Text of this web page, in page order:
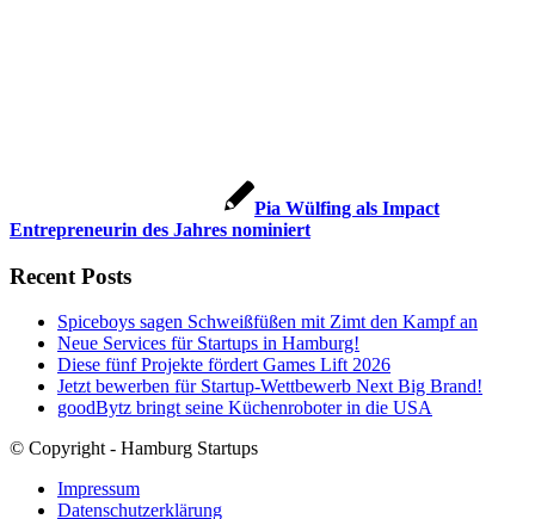
Pia Wülfing als Impact
Entrepreneurin des Jahres nominiert
Recent Posts
Spiceboys sagen Schweißfüßen mit Zimt den Kampf an
Neue Services für Startups in Hamburg!
Diese fünf Projekte fördert Games Lift 2026
Jetzt bewerben für Startup-Wettbewerb Next Big Brand!
goodBytz bringt seine Küchenroboter in die USA
© Copyright - Hamburg Startups
Impressum
Datenschutzerklärung